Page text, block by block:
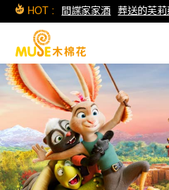
HOT : 間諜家家酒 葬送的芙莉